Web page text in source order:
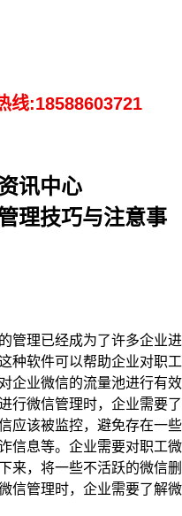
线:18588603721
讯中心
理技巧与注意事
管理已经成为了许多企业进
种软件可以帮助企业对职工
企业微信的流量池进行有效
行微信管理时，企业需要了
应该被监控，避免存在一些
信息等。企业需要对职工微
来，将一些不活跃的微信删
信管理时，企业需要了解微